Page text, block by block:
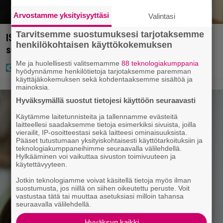
IS: Hjalliksen ja Jasminen häissä suomalainen
supertähti
Arvostamme yksityisyyttäsi Valintasi
Tarvitsemme suostumuksesi tarjotaksemme
henkilökohtaisen käyttökokemuksen
Me ja huolellisesti valitsemamme88 teknologiakumppania
hyödynnämme henkilötietoja tarjotaksemme paremman
käyttäjäkokemuksen sekä kohdentaaksemme sisältöä ja
mainoksia.
Hyväksymällä suostut tietojesi käyttöön seuraavasti
Käytämme laitetunnisteita ja tallennamme evästeitä
laitteellesi saadaksemme tietoja esimerkiksi sivuista, joilla
vierailit, IP-osoitteestasi sekä laitteesi ominaisuuksista.
Pääset tutustumaan yksityiskohtaisesti käyttötarkoituksiin ja
teknologiakumppaneihimme seuraavalla välilehdellä.
Hylkääminen voi vaikuttaa sivuston toimivuuteen ja
käytettävyyteen.
Jotkin teknologiamme voivat käsitellä tietoja myös ilman
suostumusta, jos niillä on siihen oikeutettu peruste. Voit
vastustaa tätä tai muuttaa asetuksiasi milloin tahansa
seuraavalla välilehdellä.